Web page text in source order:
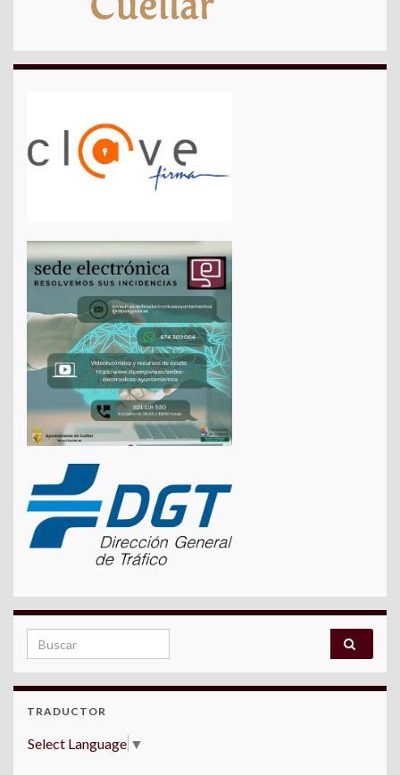
Search for:
TRADUCTOR
Select Language ▼